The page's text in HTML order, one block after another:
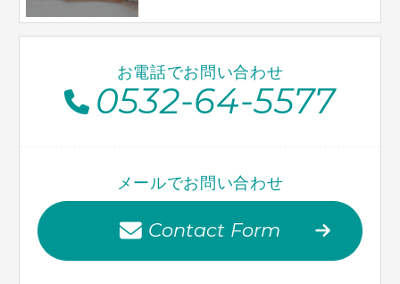
お電話でお問い合わせ
0532-64-5577
メールでお問い合わせ
Contact Form